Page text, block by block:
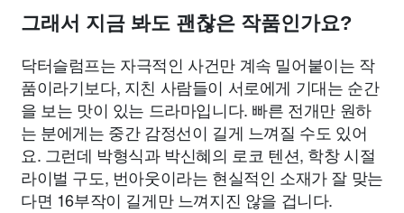
그래서 지금 봐도 괜찮은 작품인가요?
닥터슬럼프는 자극적인 사건만 계속 밀어붙이는 작
품이라기보다, 지친 사람들이 서로에게 기대는 순간
을 보는 맛이 있는 드라마입니다. 빠른 전개만 원하
는 분에게는 중간 감정선이 길게 느껴질 수도 있어
요. 그런데 박형식과 박신혜의 로코 텐션, 학창 시절
라이벌 구도, 번아웃이라는 현실적인 소재가 잘 맞는
다면 16부작이 길게만 느껴지진 않을 겁니다.